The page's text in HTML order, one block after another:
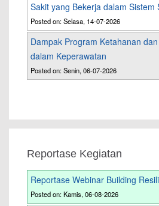
Sakit yang Bekerja dalam Sistem
Posted on: Selasa, 14-07-2026
Dampak Program Ketahanan
dalam Keperawatan
Posted on: Senin, 06-07-2026
Reportase Kegiatan
Reportase Webinar Building
Posted on: Kamis, 06-08-2026